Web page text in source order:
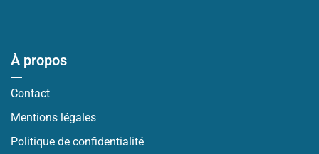
À propos
Contact
Mentions légales
Politique de confidentialité